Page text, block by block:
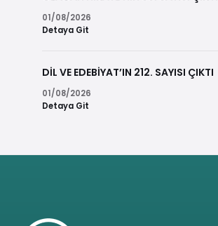
01/08/2026
Detaya Git
DİL VE EDEBİYAT’IN 212. SAYISI ÇIKTI
01/08/2026
Detaya Git